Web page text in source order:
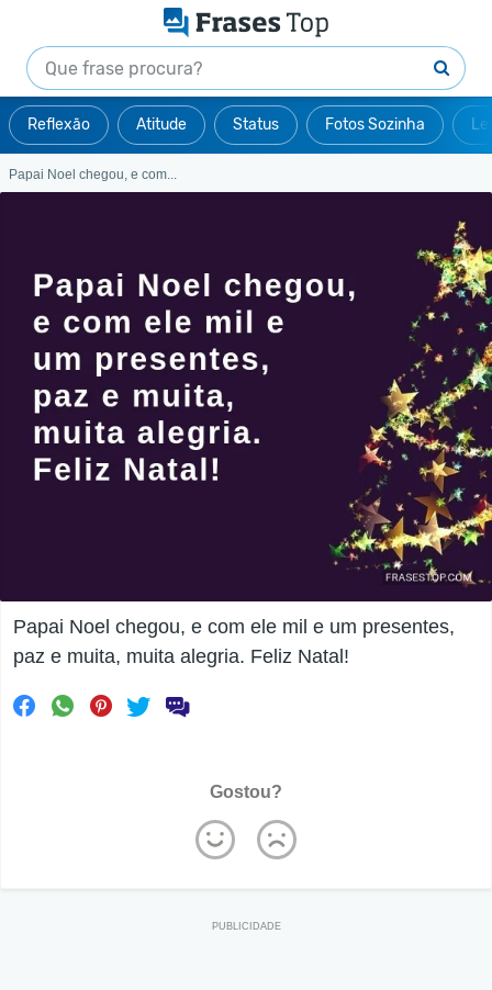
Reflexão Atitude Status Fotos Sozinha
Papai Noel chegou, e com...
Papai Noel chegou, e com ele mil e um presentes,
paz e muita, muita alegria. Feliz Natal!
Gostou?